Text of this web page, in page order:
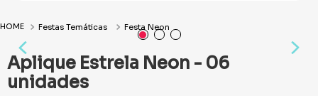
Festas Temáticas Festa Neon
Aplique Estrela Neon - 06
unidades